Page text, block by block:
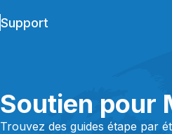
Support
Soutien pour
Trouvez des guides étape par